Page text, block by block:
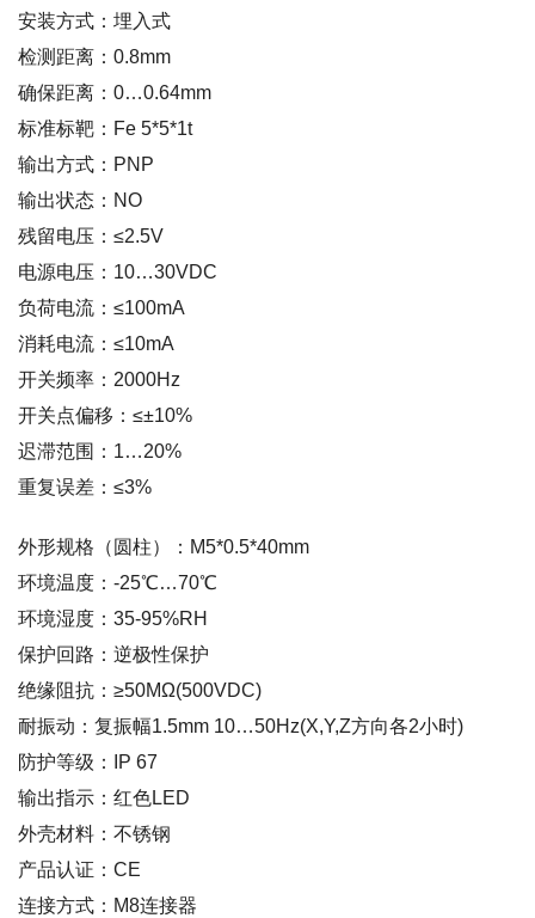
安装方式：埋入式
检测距离：0.8mm
确保距离：0…0.64mm
标准标靶：Fe 5*5*1t
输出方式：PNP
输出状态：NO
残留电压：≤2.5V
电源电压：10…30VDC
负荷电流：≤100mA
消耗电流：≤10mA
开关频率：2000Hz
开关点偏移：≤±10%
迟滞范围：1…20%
重复误差：≤3%
外形规格（圆柱）：M5*0.5*40mm
环境温度：-25℃…70℃
环境湿度：35-95%RH
保护回路：逆极性保护
绝缘阻抗：≥50MΩ(500VDC)
耐振动：复振幅1.5mm 10…50Hz(X,Y,Z方向各2小时)
防护等级：IP 67
输出指示：红色LED
外壳材料：不锈钢
产品认证：CE
连接方式：M8连接器